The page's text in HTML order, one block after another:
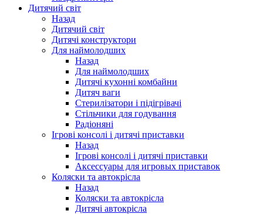
Дитячий світ
Назад
Дитячий світ
Дитячі конструктори
Для наймолодших
Назад
Для наймолодших
Дитячі кухонні комбайни
Дитяч ваги
Стерилізатори і підігрівачі
Стільчики для годування
Радіоняні
Ігрові консолі і дитячі приставки
Назад
Ігрові консолі і дитячі приставки
Аксессуары для игровых приставок
Коляски та автокрісла
Назад
Коляски та автокрісла
Дитячі автокрісла